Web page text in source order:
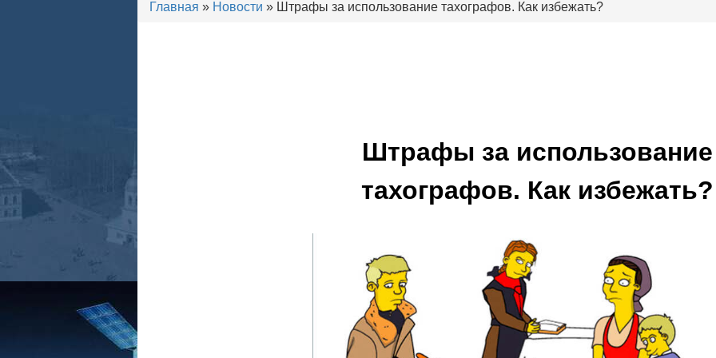
Главная » Новости » Штрафы за использование тахографов. Как избежать?
Штрафы за использование
тахографов. Как избежать?